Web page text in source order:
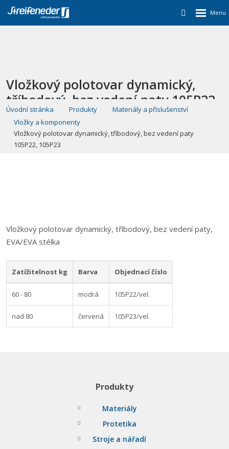
Vložkový polotovar dynamický,
tříbodový, bez vedení paty 105P22,
105P23
Úvodní stránka Produkty
Materiály a příslušenství
Vložky a komponenty
Vložkový polotovar dynamický, tříbodový, bez vedení paty
105P22, 105P23
Vložkový polotovar dynamický, tříbodový, bez vedení paty,
EVA/EVA stélka
Zatížitelnost kg Barva Objednací číslo
60 - 80 modrá 105P22/vel.
nad 80 červená 105P23/vel.
Produkty
Materiály
Protetika
Stroje a nářadí